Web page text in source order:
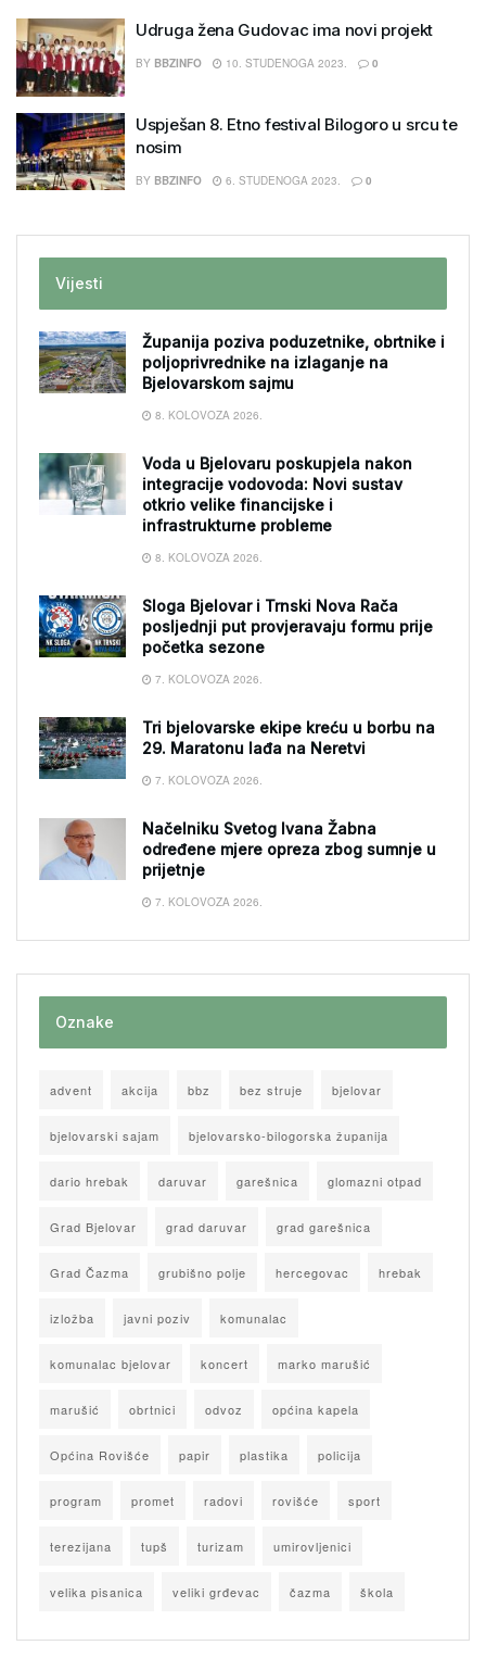
Udruga žena Gudovac ima novi projekt
BY BBZINFO 10. STUDENOGA 2023. 0
Uspješan 8. Etno festival Bilogoro u srcu te
nosim
BY BBZINFO 6. STUDENOGA 2023. 0
Vijesti
Županija poziva poduzetnike, obrtnike i
poljoprivrednike na izlaganje na
Bjelovarskom sajmu
8. KOLOVOZA 2026.
Voda u Bjelovaru poskupjela nakon
integracije vodovoda: Novi sustav
otkrio velike financijske i
infrastrukturne probleme
8. KOLOVOZA 2026.
Sloga Bjelovar i Trnski Nova Rača
posljednji put provjeravaju formu prije
početka sezone
7. KOLOVOZA 2026.
Tri bjelovarske ekipe kreću u borbu na
29. Maratonu lađa na Neretvi
7. KOLOVOZA 2026.
Načelniku Svetog Ivana Žabna
određene mjere opreza zbog sumnje u
prijetnje
7. KOLOVOZA 2026.
Oznake
advent akcija bbz bez struje bjelovar
bjelovarski sajam bjelovarsko-bilogorska županija
dario hrebak daruvar garešnica glomazni otpad
Grad Bjelovar grad daruvar grad garešnica
Grad Čazma grubišno polje hercegovac hrebak
izložba javni poziv komunalac
komunalac bjelovar koncert marko marušić
marušić obrtnici odvoz općina kapela
Općina Rovišće papir plastika policija
program promet radovi rovišće sport
terezijana tupš turizam umirovljenici
velika pisanica veliki grđevac čazma škola